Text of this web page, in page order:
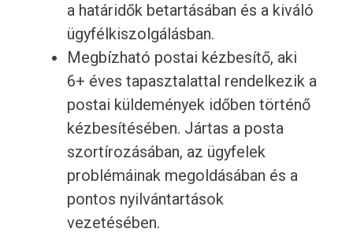
a határidők betartásában és a kiváló
ügyfélkiszolgálásban.
Megbízható postai kézbesítő, aki
6+ éves tapasztalattal rendelkezik a
postai küldemények időben történő
kézbesítésében. Jártas a posta
szortírozásában, az ügyfelek
problémáinak megoldásában és a
pontos nyilvántartások
vezetésében.